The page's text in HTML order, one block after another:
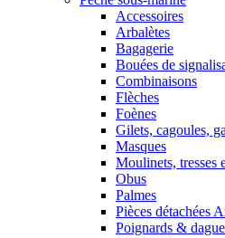
Accessoires
Arbalètes
Bagagerie
Bouées de
Combinaisons
Flèches
Foènes
Gilets, cagoules,
Masques
Moulinets, tresses
Obus
Palmes
Pièces détachées
Poignards &